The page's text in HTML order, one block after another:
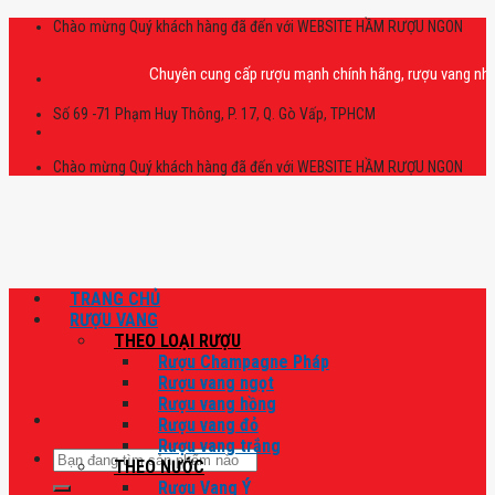
Skip
Chào mừng Quý khách hàng đã đến với WEBSITE HẦM RƯỢU NGON
Chuyên cung cấp rượu mạnh chính hãng, rượu vang nhập
Số 69 -71 Phạm Huy Thông, P. 17, Q. Gò Vấp, TPHCM
Chào mừng Quý khách hàng đã đến với WEBSITE HẦM RƯỢU NGON
Tìm
kiếm:
TRANG CHỦ
RƯỢU VANG
THEO LOẠI RƯỢU
Rượu Champagne Pháp
Rượu vang ngọt
Rượu vang hồng
Rượu vang đỏ
Rượu vang trắng
THEO NƯỚC
Rượu Vang Ý